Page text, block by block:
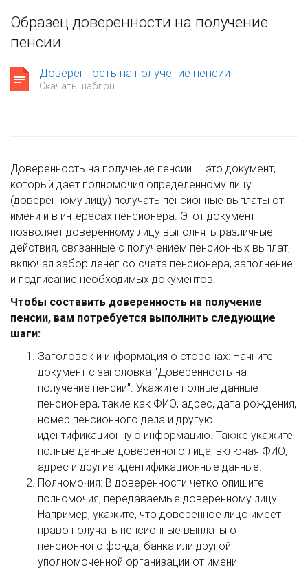
Образец доверенности на получение
пенсии
Доверенность на получение пенсии
Скачать шаблон
Доверенность на получение пенсии — это документ,
который дает полномочия определенному лицу
(доверенному лицу) получать пенсионные выплаты от
имени и в интересах пенсионера. Этот документ
позволяет доверенному лицу выполнять различные
действия, связанные с получением пенсионных выплат,
включая забор денег со счета пенсионера, заполнение
и подписание необходимых документов.
Чтобы составить доверенность на получение
пенсии, вам потребуется выполнить следующие
шаги:
Заголовок и информация о сторонах: Начните
документ с заголовка "Доверенность на
получение пенсии". Укажите полные данные
пенсионера, такие как ФИО, адрес, дата рождения,
номер пенсионного дела и другую
идентификационную информацию. Также укажите
полные данные доверенного лица, включая ФИО,
адрес и другие идентификационные данные.
Полномочия: В доверенности четко опишите
полномочия, передаваемые доверенному лицу.
Например, укажите, что доверенное лицо имеет
право получать пенсионные выплаты от
пенсионного фонда, банка или другой
уполномоченной организации от имени